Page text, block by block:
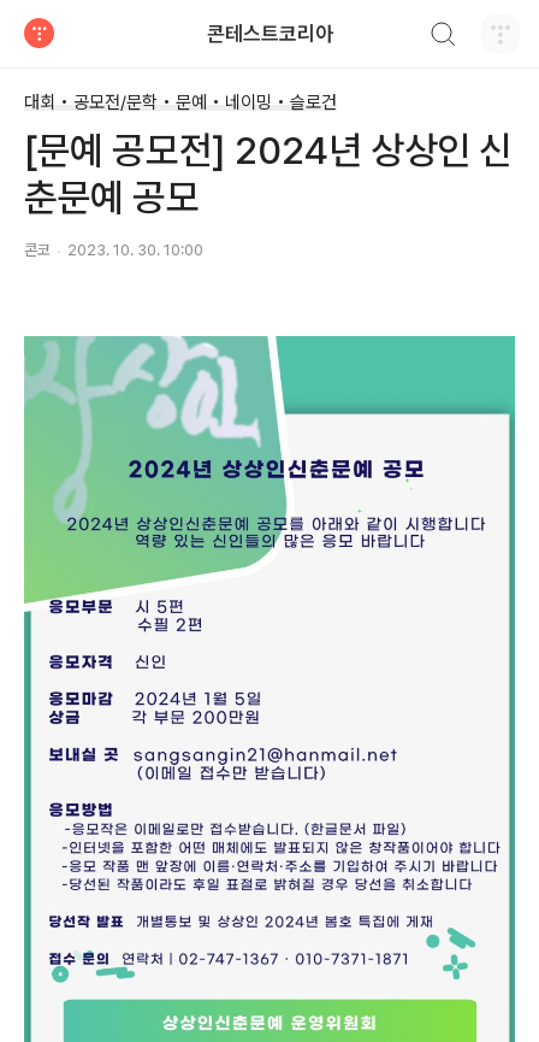
콘테스트코리아
대회 • 공모전/문학 • 문예 • 네이밍 • 슬로건
[문예 공모전] 2024년 상상인 신
춘문예 공모
콘코 2023. 10. 30. 10:00